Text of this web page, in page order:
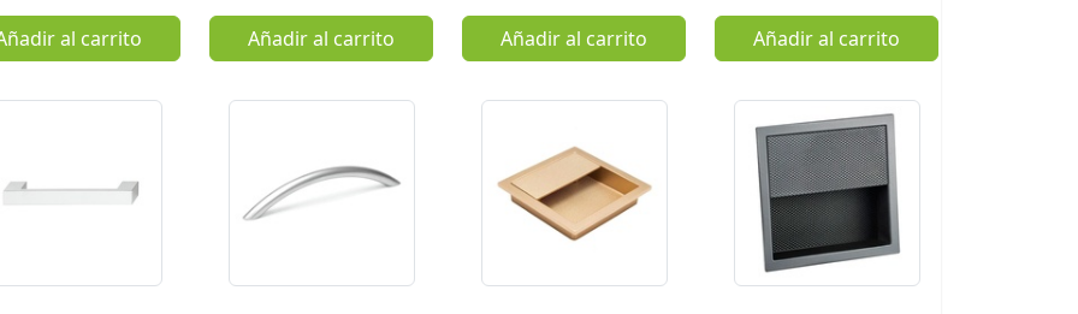
al carrito Añadir al carrito Añadir al carrito Añadir al carrito